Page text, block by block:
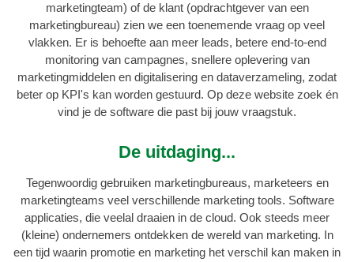
marketingteam) of de klant (opdrachtgever van een
marketingbureau) zien we een toenemende vraag op veel
vlakken. Er is behoefte aan meer leads, betere end-to-end
monitoring van campagnes, snellere oplevering van
marketingmiddelen en digitalisering en dataverzameling, zodat
beter op KPI's kan worden gestuurd. Op deze website zoek én
vind je de software die past bij jouw vraagstuk.
De uitdaging...
Tegenwoordig gebruiken marketingbureaus, marketeers en
marketingteams veel verschillende marketing tools. Software
applicaties, die veelal draaien in de cloud. Ook steeds meer
(kleine) ondernemers ontdekken de wereld van marketing. In
een tijd waarin promotie en marketing het verschil kan maken in